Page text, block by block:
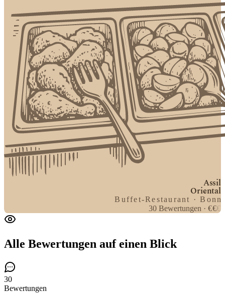
Assil
Oriental
Buffet-Restaurant · Bonn
30 Bewertungen ·€€€
Alle Bewertungen auf einen Blick
30
Bewertungen